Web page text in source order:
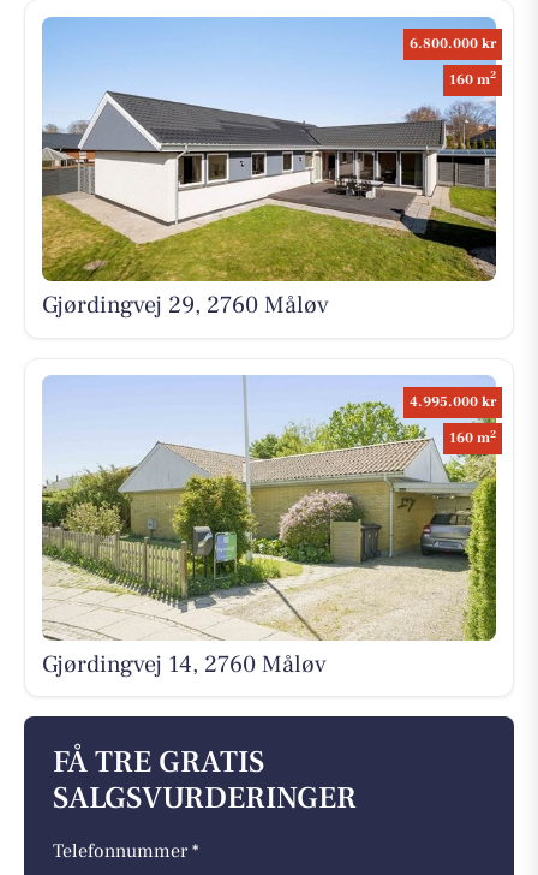
6.800.000 kr
160 m2
Gjørdingvej 29, 2760 Måløv
4.995.000 kr
160 m2
Gjørdingvej 14, 2760 Måløv
FÅ TRE GRATIS
SALGSVURDERINGER
Telefonnummer *